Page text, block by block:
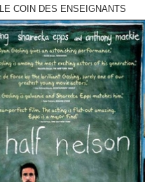
LE COIN DES ENSEIGNANTS